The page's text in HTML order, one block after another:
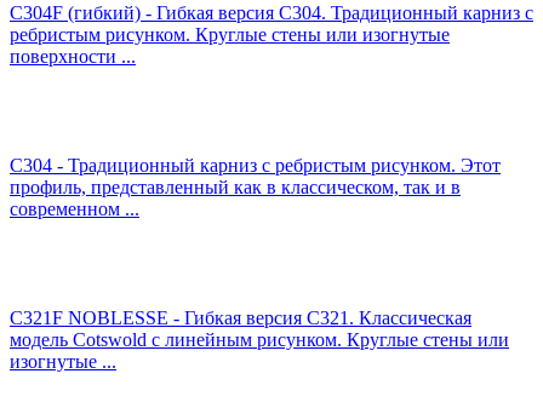
C304F (гибкий) - Гибкая версия C304. Традиционный карниз с
ребристым рисунком. Круглые стены или изогнутые
поверхности ...
C304 - Традиционный карниз с ребристым рисунком. Этот
профиль, представленный как в классическом, так и в
современном ...
C321F NOBLESSE - Гибкая версия C321. Классическая
модель Cotswold с линейным рисунком. Круглые стены или
изогнутые ...